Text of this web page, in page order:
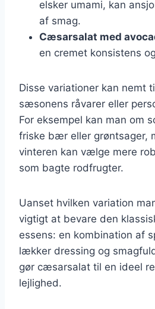
elsker umami, kan
af smag.
Cæsarsalat med
en cremet konsistens
Disse variationer kan nemt
sæsonens råvarer eller
For eksempel kan man om
friske bær eller grøntsager,
vinteren kan vælge mere
som bagte rodfrugter.
Uanset hvilken variation
vigtigt at bevare den
essens: en kombination af
lækker dressing og
gør cæsarsalat til en ideel
lejlighed.